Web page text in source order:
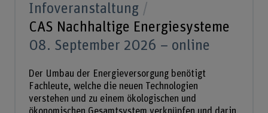
Infoveranstaltung
CAS Nachhaltige Energiesysteme
08. September 2026 – online
Der Umbau der Energieversorgung benötigt
Fachleute, welche die neuen Technologien
verstehen und zu einem ökologischen und
ökonomischen Gesamtsystem verknüpfen und darin